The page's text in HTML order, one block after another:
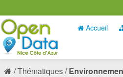
Accueil
Thématiques